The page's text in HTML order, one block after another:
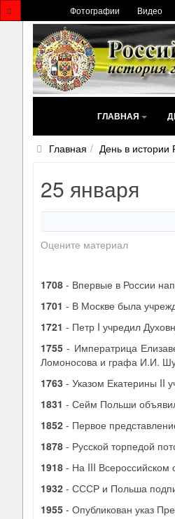
Фотографии Видео
ГЛАВНАЯ
Главная День в истории
25 января
Оцените материал
1708 - Впервые в России
1701 - В Москве была
1721 - Петр I учредил
1755 - Императрица
Ломоносова и графа И.И.
1763 - Указом Екатерины II
1831 - Сейм Польши
1852 - Первое
1878 - Русской торпедой
1918 - На III Всероссийском
1932 - СССР и Польша
1955 - Опубликован указ